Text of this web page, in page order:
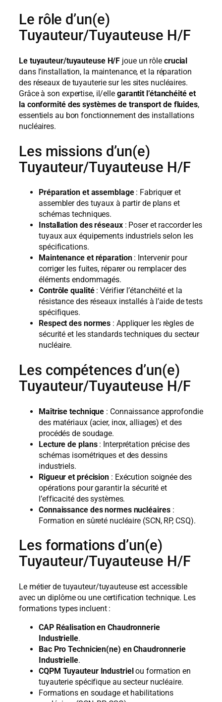
Le rôle d’un(e)
Tuyauteur/Tuyauteuse H/F
Le tuyauteur/tuyauteuse H/F joue un rôle crucial
dans l’installation, la maintenance, et la réparation
des réseaux de tuyauterie sur les sites nucléaires.
Grâce à son expertise, il/elle garantit l’étanchéité et
la conformité des systèmes de transport de fluides,
essentiels au bon fonctionnement des installations
nucléaires.
Les missions d’un(e)
Tuyauteur/Tuyauteuse H/F
Préparation et assemblage: Fabriquer et
assembler des tuyaux à partir de plans et
schémas techniques.
Installation des réseaux: Poser et raccorder les
tuyaux aux équipements industriels selon les
spécifications.
Maintenance et réparation: Intervenir pour
corriger les fuites, réparer ou remplacer des
éléments endommagés.
Contrôle qualité: Vérifier l’étanchéité et la
résistance des réseaux installés à l’aide de tests
spécifiques.
Respect des normes : Appliquer les règles de
sécurité et les standards techniques du secteur
nucléaire.
Les compétences d’un(e)
Tuyauteur/Tuyauteuse H/F
Maîtrise technique : Connaissance approfondie
des matériaux (acier, inox, alliages) et des
procédés de soudage.
Lecture de plans: Interprétation précise des
schémas isométriques et des dessins
industriels.
Rigueur et précision : Exécution soignée des
opérations pour garantir la sécurité et
l’efficacité des systèmes.
Connaissance des normes nucléaires:
Formation en sûreté nucléaire (SCN, RP, CSQ).
Les formations d’un(e)
Tuyauteur/Tuyauteuse H/F
Le métier de tuyauteur/tuyauteuse est accessible
avec un diplôme ou une certification technique. Les
formations types incluent :
CAP Réalisation en Chaudronnerie
Industrielle.
Bac Pro Technicien(ne) en Chaudronnerie
Industrielle.
CQPM Tuyauteur Industriel ou formation en
tuyauterie spécifique au secteur nucléaire.
Formations en soudage et habilitations